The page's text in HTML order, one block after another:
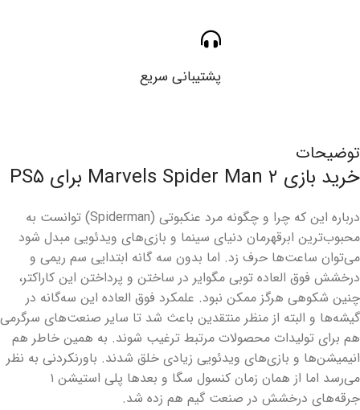
پشتیبانی سریع
توضیحات
خرید بازی Marvels Spider Man ۲ برای PS۵
درباره این که چرا و چگونه مرد عنکبوتی (Spiderman) توانست به
محبوب‌ترین ابرقهرمان دنیای سینما و بازی‌های ویدئویی مبدل شود
می‌توان ساعت‌ها حرف زد. اما بدون سه گانه ابتدایی سم ریمی و
درخشش فوق العاده توبی مگوایر در ساختن و پرداختن این کاراکتر،
چنین شکوهی هرگز ممکن نبود. علمکرد فوق العاده این سه‌گانه در
گیشه‌ها و البته از منظر منتقدین باعث شد تا سایر صنعت‌های سرگرمی
هم برای تولیدات محصولات مرتبط ترغیب شوند. به همین خاطر هم
انیمیشن‌ها و بازی‌های ویدئویی زیادی خلق شدند. باورنکردنی به نظر
می‌رسد اما از همان زمان کنسول سگا و بعدها پلی استیشن ۱
جرقه‌های درخشش در صنعت گیم هم زده شد.